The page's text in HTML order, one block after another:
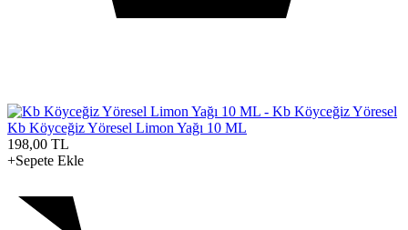
Kb Köyceğiz Yöresel Limon Yağı 10 ML
198,00 TL
+Sepete Ekle